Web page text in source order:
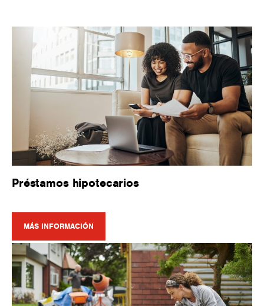
Préstamos hipotecarios
MÁS INFORMACIÓN